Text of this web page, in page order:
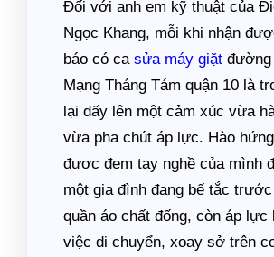
Đối với anh em kỹ thuật của
Ngọc Khang, mỗi khi nhận
báo có ca sửa máy giặt đường
Mạng Tháng Tám quận 10 là
lại dấy lên một cảm xúc vừa
vừa pha chút áp lực. Hào
được đem tay nghề của mình
một gia đình đang bế tắc
quần áo chất đống, còn áp lực
việc di chuyển, xoay sở trên